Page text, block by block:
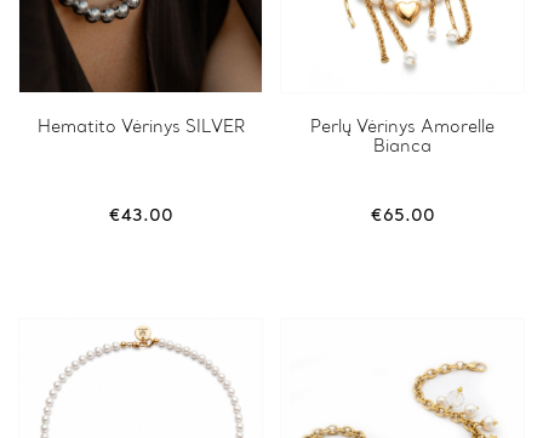
Hematito Vėrinys SILVER
€43.00
Perlų Vėrinys Amorelle
Bianca
€65.00